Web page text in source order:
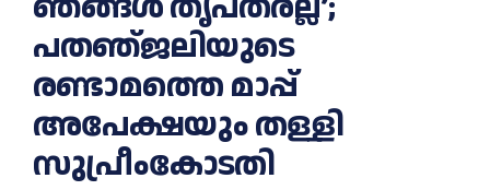
പതഞ്‌ജലിയുടെ
രണ്ടാമത്തെ മാപ്പ്‌
അപേക്ഷയും തള്ളി
സുപ്രീംകോടതി